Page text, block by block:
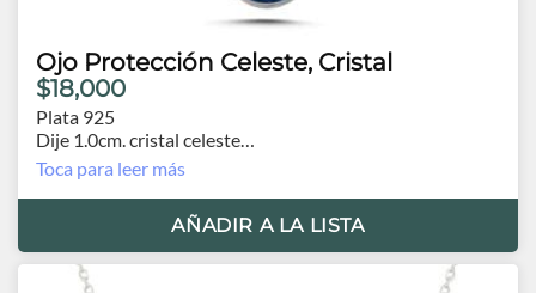
Ojo Protección Celeste, Cristal
$18,000
Plata 925
Dije 1.0cm. cristal celeste
Cadena 41cm. con extensión 3.0cm.
Toca para leer más
AÑADIR A LA LISTA